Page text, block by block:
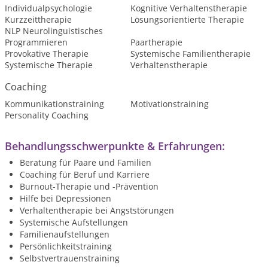
Individualpsychologie
Kognitive Verhaltenstherapie
Kurzzeittherapie
Lösungsorientierte Therapie
NLP Neurolinguistisches
Programmieren
Paartherapie
Provokative Therapie
Systemische Familientherapie
Systemische Therapie
Verhaltenstherapie
Coaching
Kommunikationstraining
Motivationstraining
Personality Coaching
Behandlungsschwerpunkte & Erfahrungen:
Beratung für Paare und Familien
Coaching für Beruf und Karriere
Burnout-Therapie und -Prävention
Hilfe bei Depressionen
Verhaltentherapie bei Angststörungen
Systemische Aufstellungen
Familienaufstellungen
Persönlichkeitstraining
Selbstvertrauenstraining